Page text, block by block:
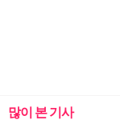
많이 본 기사